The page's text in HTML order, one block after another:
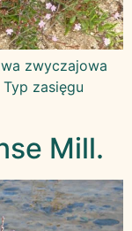
zwyczajowa
zasięgu
Mill.